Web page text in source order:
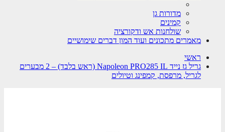
מדורות גן
קמינים
שולחנות אש ודקורציה
מאמרים מתכונים ועוד המון דברים שימושיים
ראשי
גריל גז נייד Napoleon PRO285 IL (ראש בלבד) – 2 מבערים
לגריל, מרפסת, קמפינג וטיולים